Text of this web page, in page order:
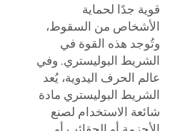
قوية جدًا لحماية
الأشخاص من السقوط،
وتُوجد هذه القوة في
الشريط البوليستري. وفي
عالم الحرف اليدوية، يُعد
الشريط البوليستري مادة
شائعة الاستخدام لصنع